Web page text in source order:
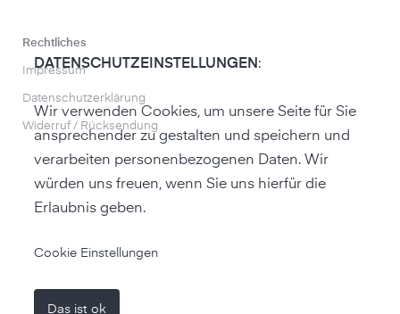
Rechtliches
Impressum
Datenschutzerklärung
Widerruf / Rücksendung
DATENSCHUTZEINSTELLUNGEN :
Wir verwenden Cookies, um unsere Seite für Sie
ansprechender zu gestalten und speichern und
verarbeiten personenbezogenen Daten. Wir
würden uns freuen, wenn Sie uns hierfür die
Erlaubnis geben.
Cookie Einstellungen
Das ist ok